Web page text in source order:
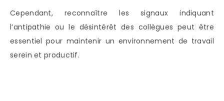
Cependant, reconnaître les signaux indiquant
l’antipathie ou le désintérêt des collègues peut être
essentiel pour maintenir un environnement de travail
serein et productif.